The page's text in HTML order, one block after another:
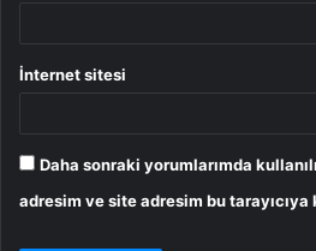
İnternet sitesi
Daha sonraki yorumlarımda
adresim ve site adresim bu